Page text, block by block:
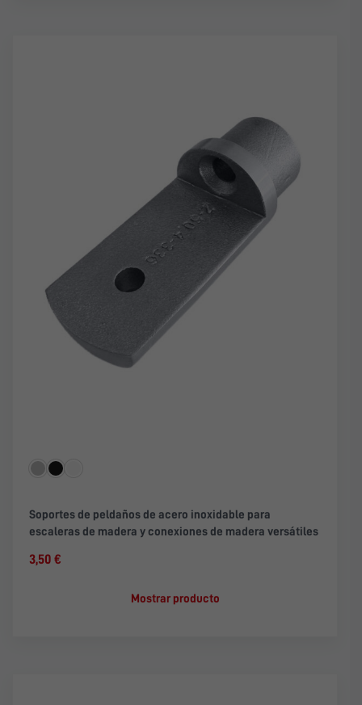
Soportes de peldaños de acero inoxidable para
escaleras de madera y conexiones de madera versátiles
3,50 €
Mostrar producto